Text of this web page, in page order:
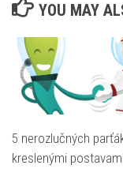
YOU MAY
5 nerozlučných
kreslenými